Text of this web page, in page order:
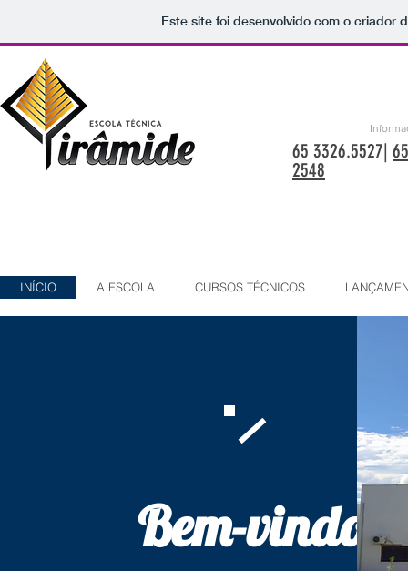
Este site foi desenvolvido com o criador
65 3326.5527|
2548
INÍCIO A ESCOLA CURSOS TÉCNICOS
Bem-vindo